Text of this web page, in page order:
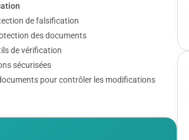
de falsification
des documents
de vérification
sécurisées
pour contrôler les modifications